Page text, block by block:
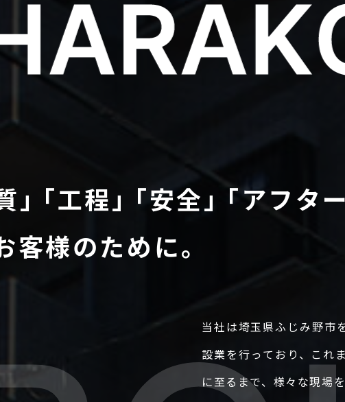
【本社】
〒356-0003 埼玉県ふじみ野市大原1-5-3 TEL : 049-265-
〒104-0032 東京都中央区八丁堀4-10-8 第3SSビル702
｣ ｢工程｣ ｢安全｣ ｢アフタ
客様のために。
当社は埼玉県ふじみ野市
設業を行っており、これ
に至るまで、様々な現場